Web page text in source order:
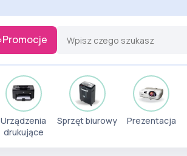
Promocje
Urządzenia
drukujące
Sprzęt biurowy Prezentacja